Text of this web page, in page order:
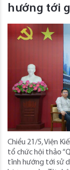
hướng tới
Chiều 21/5, Viện
tổ chức hội thảo
tĩnh hướng tới sử